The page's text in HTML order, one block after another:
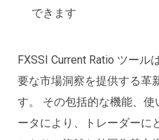
できます
FXSSI Current Ratio ツー
要な市場洞察を提供する革
す。 その包括的な機能、
ータにより、トレーダーに